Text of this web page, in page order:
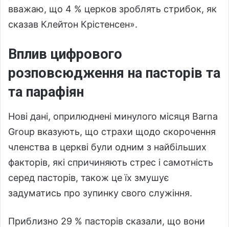
вважаю, що 4 % церков зроблять стрибок, як
сказав Клейтон Крістенсен».
Вплив цифрового
розповсюдження на пасторів та
та парафіян
Нові дані, оприлюднені минулого місяця Barna
Group вказують, що страхи щодо скорочення
членства в церкві були одним з найбільших
факторів, які спричиняють стрес і самотність
серед пасторів, також це їх змушує
задуматись про зупинку свого служіння.
Приблизно 29 % пасторів сказали, що вони